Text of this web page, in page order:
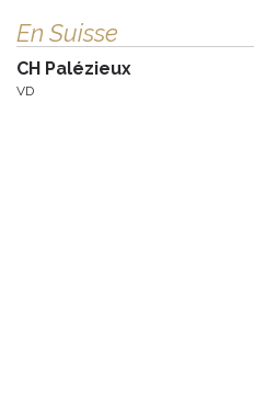
En Suisse
CH Palézieux
VD